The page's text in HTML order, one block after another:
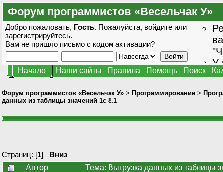
Форум программистов «Весельчак У»
Добро пожаловать, Гость. Пожалуйста, войдите или
зарегистрируйтесь.
Вам не пришло письмо с кодом активации?
У
Начало Наши сайты Правила Помощь Поиск
Форум программистов «Весельчак У» > Программирование >
данных из таблицы значений 1с 8.1
Страниц: [1] Вниз
Автор
Тема: Выгрузка данных из таблицы